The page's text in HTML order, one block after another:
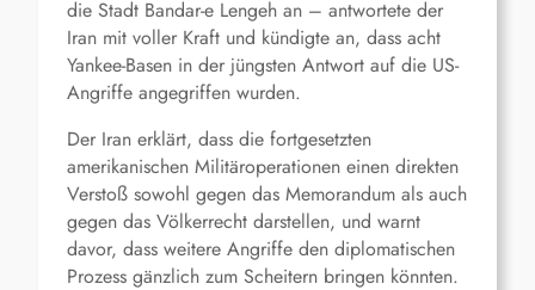
die Stadt Bandar-e Lengeh an – antwortete der
Iran mit voller Kraft und kündigte an, dass acht
Yankee-Basen in der jüngsten Antwort auf die US-
Angriffe angegriffen wurden.
Der Iran erklärt, dass die fortgesetzten
amerikanischen Militäroperationen einen direkten
Verstoß sowohl gegen das Memorandum als auch
gegen das Völkerrecht darstellen, und warnt
davor, dass weitere Angriffe den diplomatischen
Prozess gänzlich zum Scheitern bringen könnten.